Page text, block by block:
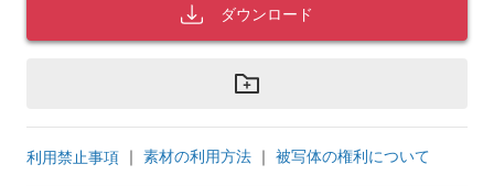
ダウンロード
利用禁止事項 ｜ 素材の利用方法 ｜ 被写体の権利について